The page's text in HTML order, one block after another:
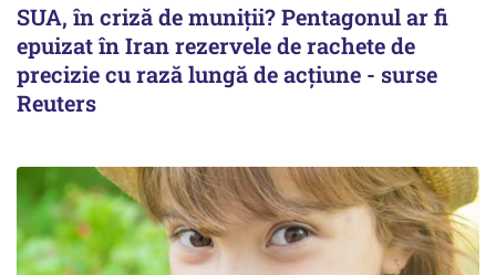
SUA, în criză de muniții? Pentagonul ar fi
epuizat în Iran rezervele de rachete de
precizie cu rază lungă de acţiune - surse
Reuters